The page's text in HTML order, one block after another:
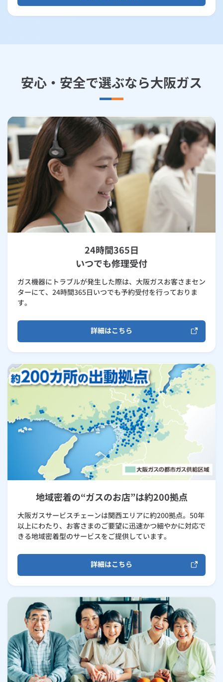
安心・安全で選ぶなら大阪ガス
24時間365日
いつでも修理受付
ガス機器にトラブルが発生した際は、大阪ガスお客さまセン
ターにて、24時間365日いつでも予約受付を行っておりま
す。
詳細はこちら
地域密着の“ガスのお店”は約200拠点
大阪ガスサービスチェーンは関西エリアに約200拠点。50年
以上にわたり、お客さまのご要望に迅速かつ細やかに対応で
きる地域密着型のサービスをご提供しています。
詳細はこちら